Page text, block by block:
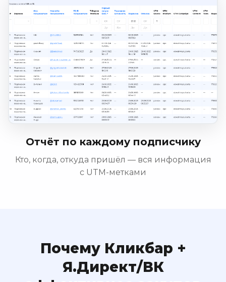
Отчёт по каждому подписчику
Кто, когда, откуда пришёл — вся информация
с UTM-метками
Почему Кликбар +
Я.Директ/ВК